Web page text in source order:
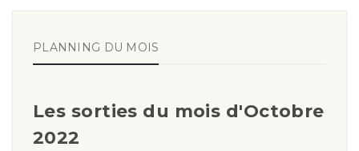
PLANNING DU MOIS
Les sorties du mois d'Octobre
2022